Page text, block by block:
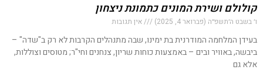
קולולם ושירת המונים כתמונת ניצחון
ו׳ בשבט ה׳תשפ״ה (פברואר 4, 2025) אין תגובות
בעידן המלחמה המודרנית בת ימינו, שבה מתנהלים הקרבות לא רק ב"שדה" –
ביבשה, באוויר ובים – באמצעות כוחות שריון, צנחנים וחי"ר; מטוסים וצוללות,
אלא גם